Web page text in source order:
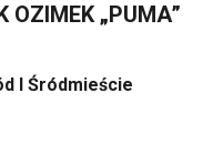
OZIMEK „PUMA”
I Śródmieście